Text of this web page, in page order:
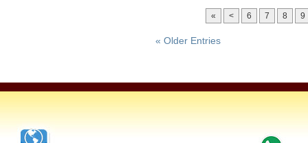
« < 6 7 8 9
« Older Entries